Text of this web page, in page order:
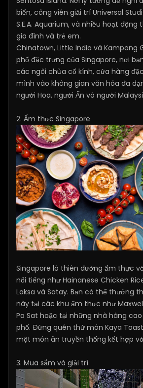
biển, công viên giải trí Universal
S.E.A. Aquarium, và nhiều hoạt động
gia đình và trẻ em.
Chinatown, Little India và Kampong
phố đặc trưng của Singapore, nơi
các ngôi chùa cổ kính, cửa hàng
mình vào không gian văn hóa đa
người Hoa, người Ấn và người
2. Ẩm thực Singapore
Singapore là thiên đường ẩm thực
nổi tiếng như Hainanese Chicken
Laksa và Satay. Bạn có thể thưởng
này tại các khu ẩm thực như
Pa Sat hoặc tại những nhà hàng
phố. Đừng quên thử món Kaya
một món ăn truyền thống kết hợp
3. Mua sắm và giải trí